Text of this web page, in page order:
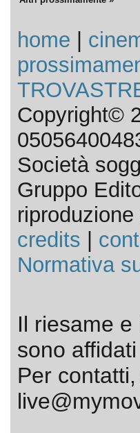
home
Copyright©
Società
Gruppo
credits
Normativa
Il riesame
sono
Per